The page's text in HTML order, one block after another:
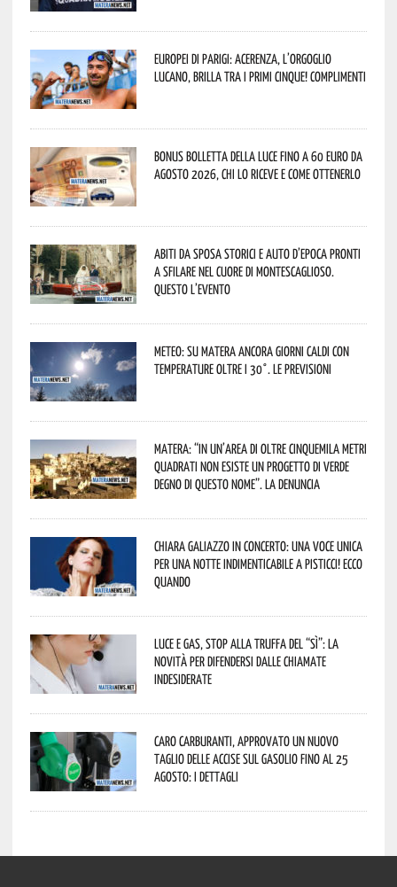
Europei di Parigi: Acerenza, l’orgoglio
lucano, brilla tra i primi cinque! Complimenti
Bonus bolletta della luce fino a 60 euro da
agosto 2026, chi lo riceve e come ottenerlo
Abiti da sposa storici e auto d’epoca pronti
a sfilare nel cuore di Montescaglioso.
Questo l’evento
Meteo: su Matera ancora giorni caldi con
temperature oltre i 30°. Le previsioni
Matera: “In un’area di oltre cinquemila metri
quadrati non esiste un progetto di verde
degno di questo nome”. La denuncia
Chiara Galiazzo in concerto: una voce unica
per una notte indimenticabile a Pisticci! Ecco
quando
Luce e gas, stop alla truffa del “Sì”: la
novità per difendersi dalle chiamate
indesiderate
Caro carburanti, approvato un nuovo
taglio delle accise sul gasolio fino al 25
agosto: i dettagli